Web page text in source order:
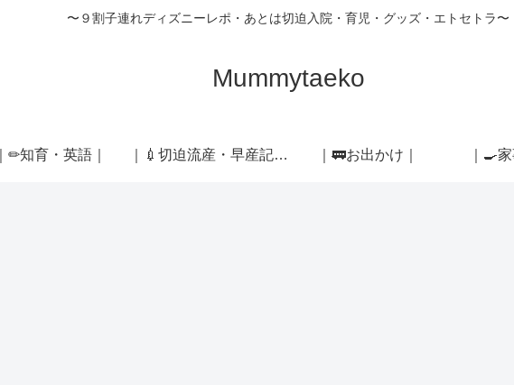
〜９割子連れディズニーレポ・あとは切迫入院・育児・グッズ・エトセトラ〜
Mummytaeko
｜✏知育・英語｜ ｜💉切迫流産・早産記録｜ ｜🚃お出かけ｜ ｜🍳